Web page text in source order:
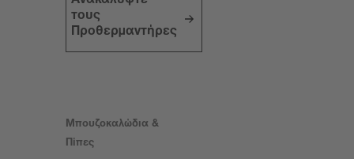
τους
Προθερμαντήρες
Μπουζοκαλώδια &
Πίπες